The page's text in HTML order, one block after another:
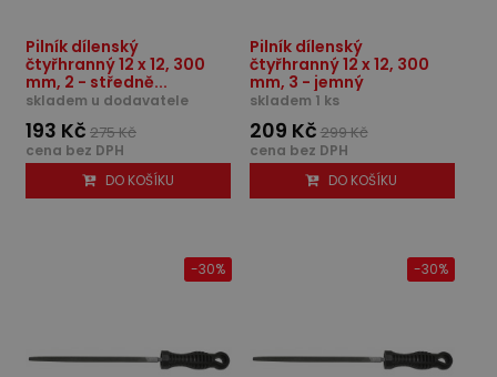
Pilník dílenský
čtyřhranný 12 x 12, 300
mm, 2 - středně...
skladem u dodavatele
193 Kč 275 Kč
cena bez DPH
DO KOŠÍKU
Pilník dílenský
čtyřhranný 12 x 12, 300
mm, 3 - jemný
skladem 1 ks
209 Kč 299 Kč
cena bez DPH
DO KOŠÍKU
-30% -30%